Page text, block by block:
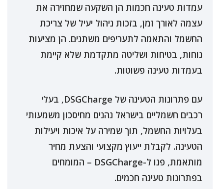
עמדות טעינה חכמות הן השקעה שמחזירה את
עצמה לאורך זמן, בזכות ניהול יעיל של צריכת
החשמל והתאמה לתעריפים משתנים. הן מציעות
נוחות, בטיחות ושליטה מתקדמת שלא קיימת
בעמדות טעינה פשוטות.
עם פתרונות הטעינה של DSGCharge, בעלי
רכבים חשמליים בישראל נהנים מחיסכון משמעותי
בעלויות החשמל, תוך שמירה על איכות ויעילות
הטעינה. לקבלת ייעוץ מקצועי והצעת מחיר
מותאמת, פנו ל-DSGCharge – המומחים
בפתרונות טעינה חכמים.